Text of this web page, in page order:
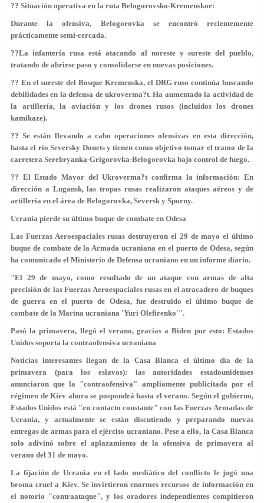
?? Situación operativa en la ruta Belogorovsko-Kremenskoe:
Durante la ofensiva, Belogorovka se encontró recientemente
prácticamente semi-cercada.
??La infantería rusa está atacando al noreste y sureste del pueblo,
tratando de abrirse paso y consolidarse en nuevas posiciones.
?? En el sureste del Bosque Kremenska, el DRG ruso continúa buscando
debilidades en la defensa de ukroverma?t. Ha aumentado la actividad de
la artillería, la aviación y los drones rusos (incluidos los drones
kamikaze).
?? Se están llevando a cabo operaciones ofensivas en esta dirección,
hasta el río Seversky Donets y tienen como objetivo tomar el tramo de la
carretera Serebryanka-Grigorovka-Belogorovka bajo control de fuego.
?? El Estado Mayor del Ukroverma?t confirma la información: En
dirección a Lugansk, las tropas rusas realizaron ataques aéreos y de
artillería en el área de Belogorovka, Seversk y Sporny.
Ucrania pierde su último buque de combate en Odesa
Las Fuerzas Aeroespaciales rusas destruyeron el 29 de mayo el último
buque de combate de la Armada ucraniana en el puerto de Odesa, según
ha comunicado el Ministerio de Defensa ucraniano en un informe diario.
"El 29 de mayo, como resultado de un ataque con armas de alta
precisión de las Fuerzas Aeroespaciales rusas en el atracadero de buques
de guerra en el puerto de Odesa, fue destruido el último buque de
combate de la Marina ucraniana 'Yuri Olefirenko'".
Pasó la primavera, llegó el verano, gracias a Biden por esto: Estados
Unidos soporta la contraofensiva ucraniana
Noticias interesantes llegan de la Casa Blanca el último día de la
primavera (para los eslavos): las autoridades estadounidenses
anunciaron que la "contraofensiva" ampliamente publicitada por el
régimen de Kiev ahora se pospondrá hasta el verano. Según el gobierno,
Estados Unidos está "en contacto constante" con las Fuerzas Armadas de
Ucrania, y actualmente se están discutiendo y preparando nuevas
entregas de armas para el ejército ucraniano. Pese a ello, la Casa Blanca
solo adivinó sobre el aplazamiento de la ofensiva de primavera al
verano del 31 de mayo.
La fijación de Ucrania en el lado mediático del conflicto le jugó una
broma cruel a Kiev. Se invirtieron enormes recursos de información en
el notorio "contraataque", y los oradores independientes compitieron